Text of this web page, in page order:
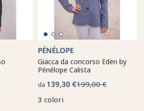
PÉNÉLOPE
Giacca da concorso Eden by
Pénélope Calista
da 139,30 €199,00 €
3 colori